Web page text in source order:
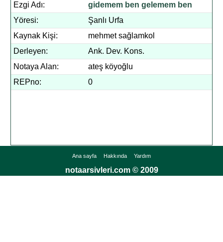
Ezgi Adı:
gidemem ben gelemem ben
Yöresi:
Şanlı Urfa
Kaynak Kişi:
mehmet sağlamkol
Derleyen:
Ank. Dev. Kons.
Notaya Alan:
ateş köyoğlu
REPno:
0
Ana sayfa Hakkında Yardım
notaarsivleri.com © 2009